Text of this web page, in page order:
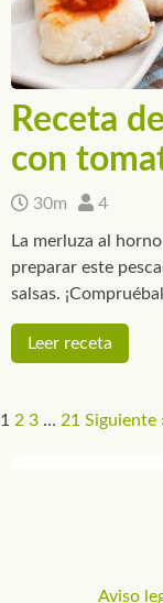
Receta
con
30m 4
La merluza al
preparar este
salsas.
Leer receta
1 2 3 … 21 Siguiente
Aviso